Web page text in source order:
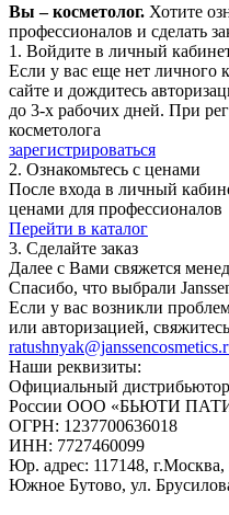
Вы – косметолог. Хотите
профессионалов и сделать
1. Войдите в личный
Если у вас еще нет личного
сайте и дождитесь
до 3-х рабочих дней. При
косметолога
зарегистрироваться
2. Ознакомьтесь с ценами
После входа в личный
ценами для профессионалов
Перейти в каталог
3. Сделайте заказ
Далее с Вами свяжется
Спасибо, что выбрали
Если у вас возникли
или авторизацией,
Наши реквизиты:
Официальный дистрибьютор
России ООО «БЬЮТИ
ОГРН: 1237700636018
ИНН: 7727460099
Юр. адрес: 117148,
Южное Бутово, ул.